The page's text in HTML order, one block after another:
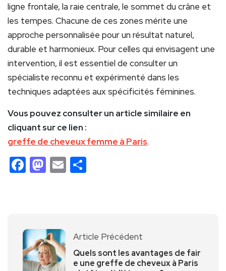
ligne frontale, la raie centrale, le sommet du crâne et
les tempes. Chacune de ces zones mérite une
approche personnalisée pour un résultat naturel,
durable et harmonieux. Pour celles qui envisagent une
intervention, il est essentiel de consulter un
spécialiste reconnu et expérimenté dans les
techniques adaptées aux spécificités féminines.
Vous pouvez consulter un article similaire en
cliquant sur ce lien :
greffe de cheveux femme à Paris.
Facebook
Mastodon
Email
Article Précédent
Quels sont les avantages de fair
e une greffe de cheveux à Paris